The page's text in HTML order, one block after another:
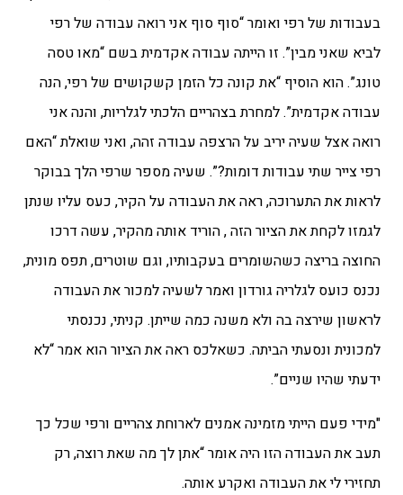
בעבודות של רפי ואומר “סוף סוף אני רואה עבודה של רפי
לביא שאני מבין”. זו הייתה עבודה אקדמית בשם “מאו טסה
טונג”. הוא הוסיף “את קונה כל הזמן קשקושים של רפי, הנה
עבודה אקדמית”. למחרת בצהריים הלכתי לגלריות, והנה אני
רואה אצל שעיה יריב על הרצפה עבודה זהה, ואני שואלת “האם
רפי צייר שתי עבודות דומות?”. שעיה מספר שרפי הלך בבוקר
לראות את התערוכה, ראה את העבודה על הקיר, כעס עליו שנתן
לגמזו לקחת את הציור הזה , הוריד אותה מהקיר, עשה דרכו
החוצה בריצה כשהשומרים בעקבותיו, וגם שוטרים, תפס מונית,
נכנס כועס לגלריה גורדון ואמר לשעיה למכור את העבודה
לראשון שירצה בה ולא משנה כמה שייתן. קניתי, נכנסתי
למכונית ונסעתי הביתה. כשאלכס ראה את הציור הוא אמר “לא
ידעתי שהיו שניים”.
"מידי פעם הייתי מזמינה אמנים לארוחת צהריים ורפי שכל כך
תעב את העבודה הזו היה אומר “אתן לך מה שאת רוצה, רק
תחזירי לי את העבודה ואקרע אותה.